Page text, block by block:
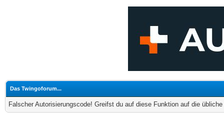
Das Twingoforum...
Falscher Autorisierungscode! Greifst du auf diese Funktion auf die